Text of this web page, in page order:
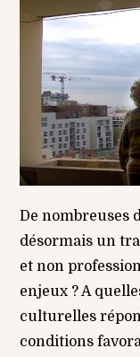
De nombreuses
désormais un
et non
enjeux ? A
culturelles
conditions